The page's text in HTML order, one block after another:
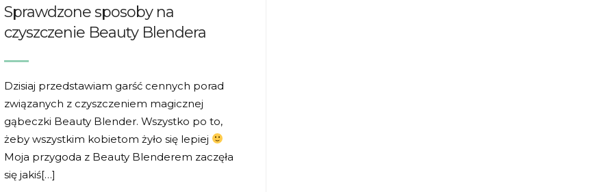
Sprawdzone sposoby na
czyszczenie Beauty Blendera
Dzisiaj przedstawiam garść cennych porad
związanych z czyszczeniem magicznej
gąbeczki Beauty Blender. Wszystko po to,
żeby wszystkim kobietom żyło się lepiej
Moja przygoda z Beauty Blenderem zaczęła
się jakiś[…]